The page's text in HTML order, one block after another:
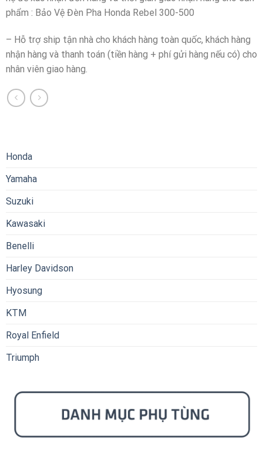
phẩm : Bảo Vệ Đèn Pha Honda Rebel 300-500
– Hỗ trợ ship tận nhà cho khách hàng toàn quốc, khách hàng
nhận hàng và thanh toán (tiền hàng + phí gửi hàng nếu có) cho
nhân viên giao hàng.
Honda
Yamaha
Suzuki
Kawasaki
Benelli
Harley Davidson
Hyosung
KTM
Royal Enfield
Triumph